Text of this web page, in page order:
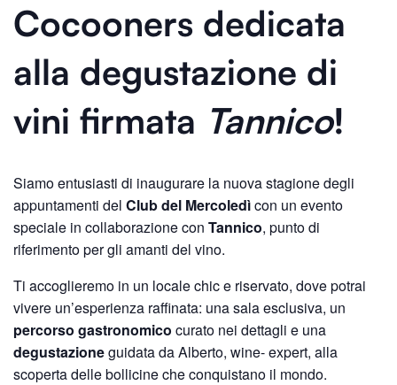
Cocooners dedicata
alla degustazione di
vini firmata Tannico!
Siamo entusiasti di inaugurare la nuova stagione degli
appuntamenti del Club del Mercoledìcon un evento
speciale in collaborazione con Tannico, punto di
riferimento per gli amanti del vino.
Ti accoglieremo in un locale chic e riservato, dove potrai
vivere un’esperienza raffinata: una sala esclusiva, un
percorso gastronomico curato nei dettagli e una
degustazioneguidata da Alberto, wine- expert, alla
scoperta delle bollicine che conquistano il mondo.